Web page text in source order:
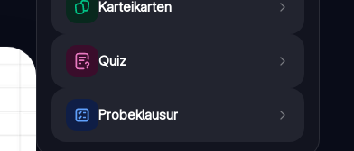
Karteikarten
Quiz
Probeklausur